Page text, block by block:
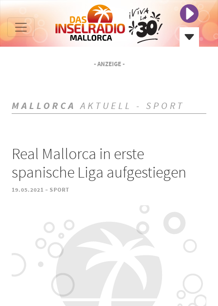
- ANZEIGE -
MALLORCA AKTUELL - SPORT
Real Mallorca in erste
spanische Liga aufgestiegen
19.05.2021 - SPORT